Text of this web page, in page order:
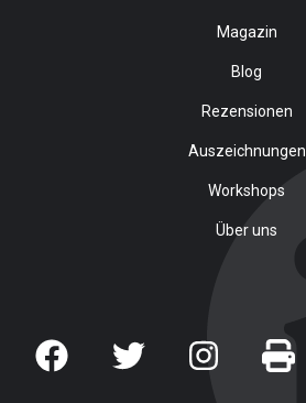
Magazin
Blog
Rezensionen
Auszeichnungen
Workshops
Über uns